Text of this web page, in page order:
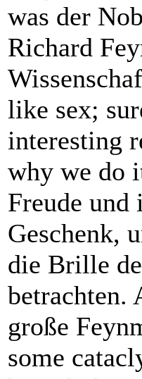
was der
Richard
like sex;
interesting
why we do
Freude und
Geschenk,
die Brille
betrachten.
große
some